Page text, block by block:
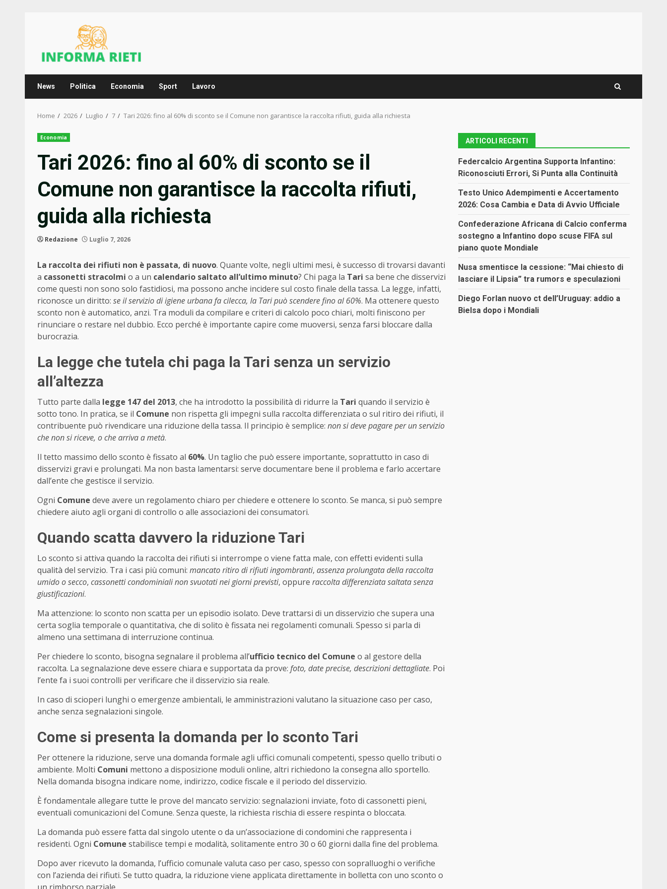
News Politica Economia Sport Lavoro
Home 2026 Luglio 7 Tari 2026: fino al 60% di sconto se il Comune non garantisce la raccolta rifiuti, guida alla richiesta
Economia
Tari 2026: fino al 60% di sconto se il
Comune non garantisce la raccolta rifiuti,
guida alla richiesta
Redazione Luglio 7, 2026
La raccolta dei rifiuti non è passata, di nuovo. Quante volte, negli ultimi mesi, è successo di trovarsi davanti
a cassonetti stracolmi o a un calendario saltato all’ultimo minuto? Chi paga la Tari sa bene che disservizi
come questi non sono solo fastidiosi, ma possono anche incidere sul costo finale della tassa. La legge, infatti,
riconosce un diritto: se il servizio di igiene urbana fa cilecca, la Tari può scendere fino al 60%. Ma ottenere questo
sconto non è automatico, anzi. Tra moduli da compilare e criteri di calcolo poco chiari, molti finiscono per
rinunciare o restare nel dubbio. Ecco perché è importante capire come muoversi, senza farsi bloccare dalla
burocrazia.
La legge che tutela chi paga la Tari senza un servizio
all’altezza
Tutto parte dalla legge 147 del 2013, che ha introdotto la possibilità di ridurre la Tari quando il servizio è
sotto tono. In pratica, se il Comune non rispetta gli impegni sulla raccolta differenziata o sul ritiro dei rifiuti, il
contribuente può rivendicare una riduzione della tassa. Il principio è semplice: non si deve pagare per un servizio
che non si riceve, o che arriva a metà.
Il tetto massimo dello sconto è fissato al 60%. Un taglio che può essere importante, soprattutto in caso di
disservizi gravi e prolungati. Ma non basta lamentarsi: serve documentare bene il problema e farlo accertare
dall’ente che gestisce il servizio.
Ogni Comune deve avere un regolamento chiaro per chiedere e ottenere lo sconto. Se manca, si può sempre
chiedere aiuto agli organi di controllo o alle associazioni dei consumatori.
Quando scatta davvero la riduzione Tari
Lo sconto si attiva quando la raccolta dei rifiuti si interrompe o viene fatta male, con effetti evidenti sulla
qualità del servizio. Tra i casi più comuni: mancato ritiro di rifiuti ingombranti, assenza prolungata della raccolta
umido o secco, cassonetti condominiali non svuotati nei giorni previsti, oppure raccolta differenziata saltata senza
giustificazioni.
Ma attenzione: lo sconto non scatta per un episodio isolato. Deve trattarsi di un disservizio che supera una
certa soglia temporale o quantitativa, che di solito è fissata nei regolamenti comunali. Spesso si parla di
almeno una settimana di interruzione continua.
Per chiedere lo sconto, bisogna segnalare il problema all’ufficio tecnico del Comune o al gestore della
raccolta. La segnalazione deve essere chiara e supportata da prove: foto, date precise, descrizioni dettagliate. Poi
l’ente fa i suoi controlli per verificare che il disservizio sia reale.
In caso di scioperi lunghi o emergenze ambientali, le amministrazioni valutano la situazione caso per caso,
anche senza segnalazioni singole.
Come si presenta la domanda per lo sconto Tari
Per ottenere la riduzione, serve una domanda formale agli uffici comunali competenti, spesso quello tributi o
ambiente. Molti Comuni mettono a disposizione moduli online, altri richiedono la consegna allo sportello.
Nella domanda bisogna indicare nome, indirizzo, codice fiscale e il periodo del disservizio.
È fondamentale allegare tutte le prove del mancato servizio: segnalazioni inviate, foto di cassonetti pieni,
eventuali comunicazioni del Comune. Senza queste, la richiesta rischia di essere respinta o bloccata.
La domanda può essere fatta dal singolo utente o da un’associazione di condomini che rappresenta i
residenti. Ogni Comune stabilisce tempi e modalità, solitamente entro 30 o 60 giorni dalla fine del problema.
Dopo aver ricevuto la domanda, l’ufficio comunale valuta caso per caso, spesso con sopralluoghi o verifiche
con l’azienda dei rifiuti. Se tutto quadra, la riduzione viene applicata direttamente in bolletta con uno sconto o
ARTICOLI RECENTI
Federcalcio Argentina Supporta Infantino:
Riconosciuti Errori, Si Punta alla Continuità
Testo Unico Adempimenti e Accertamento
2026: Cosa Cambia e Data di Avvio Ufficiale
Confederazione Africana di Calcio conferma
sostegno a Infantino dopo scuse FIFA sul
piano quote Mondiale
Nusa smentisce la cessione: “Mai chiesto di
lasciare il Lipsia” tra rumors e speculazioni
Diego Forlan nuovo ct dell’Uruguay: addio a
Bielsa dopo i Mondiali